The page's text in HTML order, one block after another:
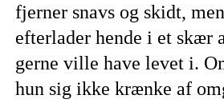
fjerner snavs og skidt,
efterlader hende i et skær
gerne ville have levet i.
hun sig ikke krænke af